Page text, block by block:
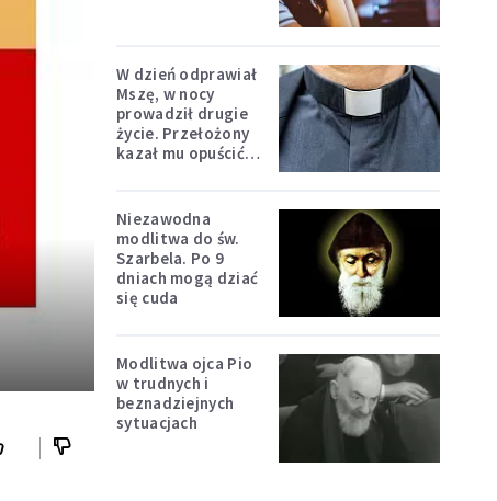
W dzień odprawiał
Mszę, w nocy
prowadził drugie
życie. Przełożony
kazał mu opuścić
Niezawodna
modlitwa do św.
Szarbela. Po 9
dniach mogą dziać
się cuda
Modlitwa ojca Pio
w trudnych i
beznadziejnych
sytuacjach